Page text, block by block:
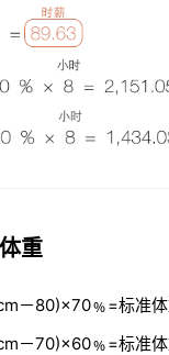
重
－80)×70﹪=标准
－70)×60﹪=标准